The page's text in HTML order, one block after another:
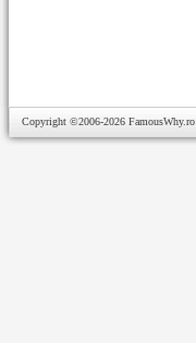
Copyright ©2006-2026 FamousWhy.ro